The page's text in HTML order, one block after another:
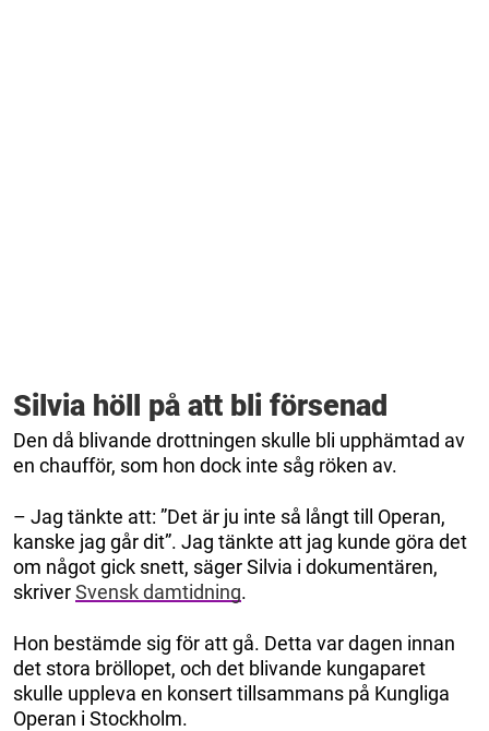
Silvia höll på att bli försenad
Den då blivande drottningen skulle bli upphämtad av
en chaufför, som hon dock inte såg röken av.
– Jag tänkte att: ”Det är ju inte så långt till Operan,
kanske jag går dit”. Jag tänkte att jag kunde göra det
om något gick snett, säger Silvia i dokumentären,
skriverSvensk damtidning.
Hon bestämde sig för att gå. Detta var dagen innan
det stora bröllopet, och det blivande kungaparet
skulle uppleva en konsert tillsammans på Kungliga
Operan i Stockholm.